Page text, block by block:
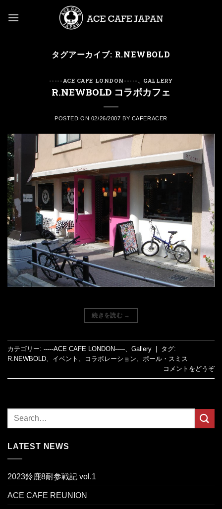
タグアーカイブ: R.NEWBOLD
-----ACE CAFE LONDON----- 、 GALLERY
R.NEWBOLD コラボカフェ
POSTED ON 02/26/2007 BY CAFERACER
続きを読む →
カテゴリー: -----ACE CAFE LONDON-----、 Gallery
タグ:
R.NEWBOLD、 イベント 、 コラボレーション、 ポール・スミス
コメントをどうぞ
LATEST NEWS
2023鈴鹿8耐参戦記 vol.1
ACE CAFE REUNION